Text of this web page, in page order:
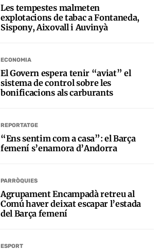
Les tempestes malmeten
explotacions de tabac a Fontaneda,
Sispony, Aixovall i Auvinyà
ECONOMIA
El Govern espera tenir “aviat” el
sistema de control sobre les
bonificacions als carburants
REPORTATGE
“Ens sentim com a casa”: el Barça
femení s’enamora d’Andorra
PARRÒQUIES
Agrupament Encampadà retreu al
Comú haver deixat escapar l’estada
del Barça femení
ESPORT